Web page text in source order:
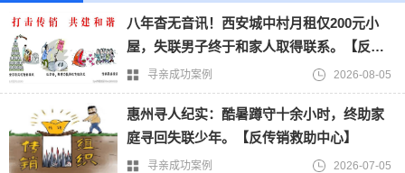
八年杳无音讯！西安城中村月租仅200元小
屋，失联男子终于和家人取得联系。【反传
销救助中心】
寻亲成功案例 2026-08-05
惠州寻人纪实：酷暑蹲守十余小时，终助家
庭寻回失联少年。【反传销救助中心】
寻亲成功案例 2026-07-05